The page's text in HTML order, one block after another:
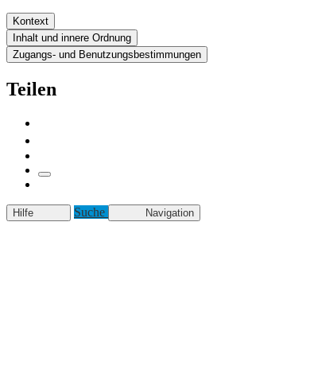
Kontext
Inhalt und innere Ordnung
Zugangs- und Benutzungsbestimmungen
Teilen
Hilfe Suche Navigation